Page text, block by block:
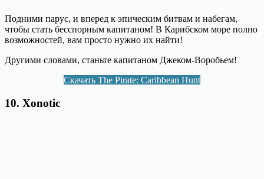
Подними парус, и вперед к эпическим битвам и набегам,
чтобы стать бесспорным капитаном! В Карибском море полно
возможностей, вам просто нужно их найти!
Другими словами, станьте капитаном Джеком-Воробьем!
Скачать The Pirate: Caribbean Hunt
10. Xonotic